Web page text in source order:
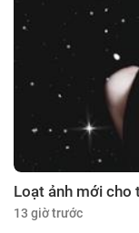
Loạt ảnh mới cho
13 giờ trước